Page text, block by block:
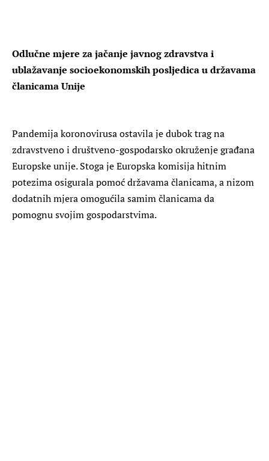
Odlučne mjere za jačanje javnog zdravstva i
ublažavanje socioekonomskih posljedica u državama
članicama Unije
Pandemija koronovirusa ostavila je dubok trag na
zdravstveno i društveno-gospodarsko okruženje građana
Europske unije. Stoga je Europska komisija hitnim
potezima osigurala pomoć državama članicama, a nizom
dodatnih mjera omogućila samim članicama da
pomognu svojim gospodarstvima.